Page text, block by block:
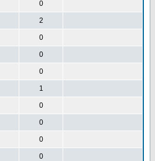
0
2
0
0
0
1
0
0
0
0